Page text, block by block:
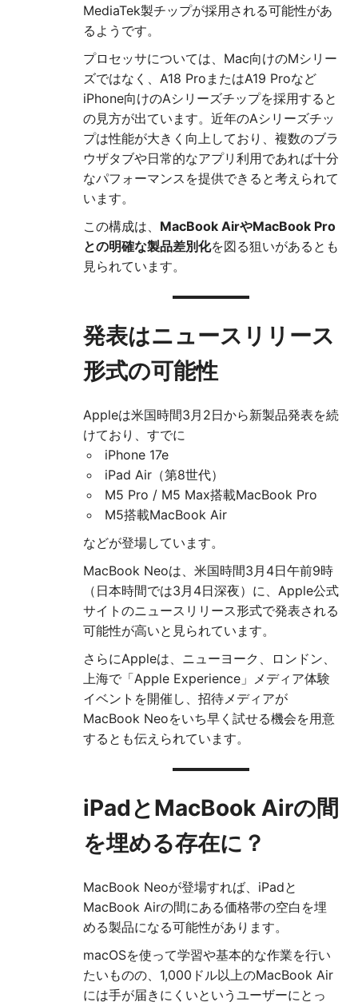
MediaTek製チップが採用される可能性があ
るようです。
プロセッサについては、Mac向けのMシリー
ズではなく、A18 ProまたはA19 Proなど
iPhone向けのAシリーズチップを採用すると
の見方が出ています。近年のAシリーズチッ
プは性能が大きく向上しており、複数のブラ
ウザタブや日常的なアプリ利用であれば十分
なパフォーマンスを提供できると考えられて
います。
この構成は、 MacBook AirやMacBook Pro
との明確な製品差別化を図る狙いがあるとも
見られています。
発表はニュースリリース
形式の可能性
Appleは米国時間3月2日から新製品発表を続
けており、すでに
iPhone 17e
iPad Air（第8世代）
M5 Pro / M5 Max搭載MacBook Pro
M5搭載MacBook Air
などが登場しています。
MacBook Neoは、米国時間3月4日午前9時
（日本時間では3月4日深夜）に、Apple公式
サイトのニュースリリース形式で発表される
可能性が高いと見られています。
さらにAppleは、ニューヨーク、ロンドン、
上海で「Apple Experience」メディア体験
イベントを開催し、招待メディアが
MacBook Neoをいち早く試せる機会を用意
するとも伝えられています。
iPadとMacBook Airの間
を埋める存在に？
MacBook Neoが登場すれば、iPadと
MacBook Airの間にある価格帯の空白を埋
める製品になる可能性があります。
macOSを使って学習や基本的な作業を行い
たいものの、1,000ドル以上のMacBook Air
には手が届きにくいというユーザーにとっ